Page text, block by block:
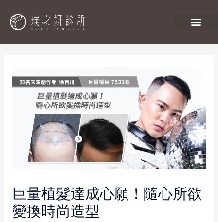
巨量植髮達成心願！隨心所欲
變換時尚造型